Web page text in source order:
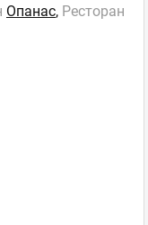
Опанас, Ресторан